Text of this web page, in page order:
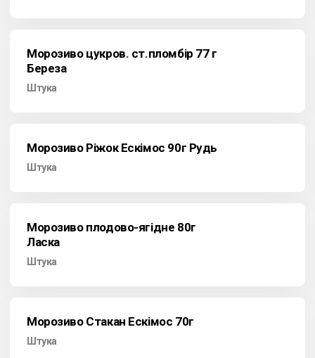
Морозиво цукров. ст.пломбір 77 г
Береза
Штука
Морозиво Ріжок Ескімос 90г Рудь
Штука
Морозиво плодово-ягідне 80г
Ласка
Штука
Морозиво Стакан Ескімос 70г
Штука